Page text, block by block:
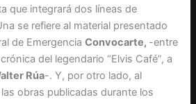
que integrará dos líneas de
se refiere al material presentado
de EmergenciaConvocarte, -entre
del legendario “Elvis Café”, a
Rúa-. Y, por otro lado, al
obras publicadas durante los